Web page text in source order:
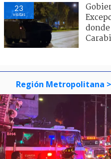
23
visitas
donde
Región Metropolitana